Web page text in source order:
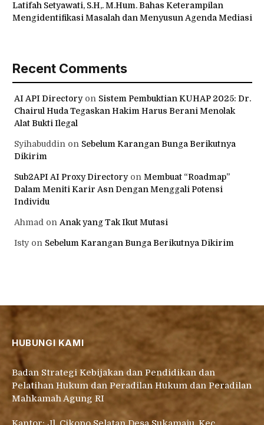
Latifah Setyawati, S.H,. M.Hum. Bahas Keterampilan
Mengidentifikasi Masalah dan Menyusun Agenda Mediasi
Recent Comments
AI API Directoryon Sistem Pembuktian KUHAP 2025: Dr.
Chairul Huda Tegaskan Hakim Harus Berani Menolak
Alat Bukti Ilegal
Syihabuddin on Sebelum Karangan Bunga Berikutnya
Dikirim
Sub2API AI Proxy Directoryon Membuat “Roadmap”
Dalam Meniti Karir Asn Dengan Menggali Potensi
Individu
Ahmad on Anak yang Tak Ikut Mutasi
Istyon Sebelum Karangan Bunga Berikutnya Dikirim
HUBUNGI KAMI
Badan Strategi Kebijakan dan Pendidikan dan
Pelatihan Hukum dan Peradilan Hukum dan Peradilan
Mahkamah Agung RI